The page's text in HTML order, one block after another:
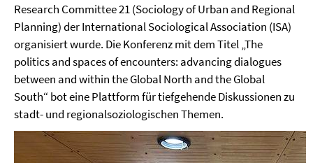
Research Committee 21 (Sociology of Urban and Regional
Planning) der International Sociological Association (ISA)
organisiert wurde. Die Konferenz mit dem Titel „The
politics and spaces of encounters: advancing dialogues
between and within the Global North and the Global
South“ bot eine Plattform für tiefgehende Diskussionen zu
stadt- und regionalsoziologischen Themen.